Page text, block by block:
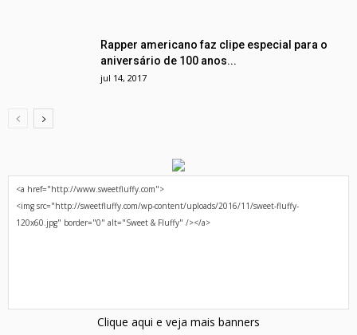
Rapper americano faz clipe especial para o
aniversário de 100 anos...
jul 14, 2017
Clique aqui e veja mais banners